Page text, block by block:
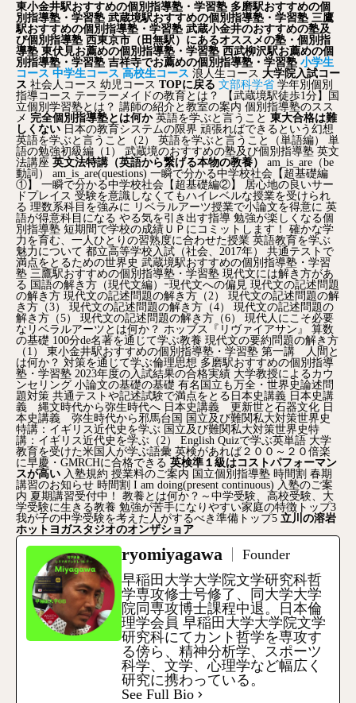
東小金井駅おすすめの個別指導塾・学習塾 多磨駅おすすめの個
別指導塾・学習塾 武蔵境駅おすすめの個別指導塾・学習塾 三鷹
駅おすすめの個別指導塾・学習塾 武蔵小金井のおすすめの塾及
び個別指導塾 西東京市（田無駅）にあるオススメの塾・個別指
導塾 東伏見お薦めの個別指導塾・学習塾 西武柳沢駅お薦めの個
別指導塾・学習塾 吉祥寺でお薦めの個別指導塾・学習塾 小学生
コース 中学生コース 高校生コース 浪人生コース 大学院入試コー
ス 社会人コース 幼児コース TOPに戻る 文部科学省 学年別個別
指導コース テーラーメイドの教育とは？
【武蔵境駅徒歩1分】国
立個別学習塾とは？ 講師の紹介と教室の案内 個別指導塾のスス
メ 完全個別指導塾とは何か 英語を学ぶと言うこと 東大合格は難
しくない 日本の教育システムの限界 頑張ればできるという幻想
英語を学ぶと言うこと（2）
英語を学ぶと言うこと（単語編）
単
語の勉強初級編（1）
武蔵境のおすすめの塾及び個別指導塾 英文
法講座 英文法特講（英語から繋げる本物の教養）
am_is_are（be
動詞）
am_is_are(questions) 一瞬で分かる中学校社会【超基礎編
①】
一瞬で分かる中学校社会【超基礎編②】
居心地の良いサー
ドプレイス 受験を意識しなくてもハイレベルな授業を受けられ
る 理数系科目を強みに リベラルアーツ授業で小論文を得意に 英
語が得意科目になる やる気を引き出す指導 勉強が楽しくなる個
別指導塾 短期間で学校の成績ＵＰにコミットします！
確かな学
力を育む、一人ひとりの習熟度に合わせた授業 英語教育を学ぶ
魅力について 都立高等学校入試（社会、2017年）
共通テストで
満点をとるための世界史 武蔵境駅おすすめの個別指導塾・学習
塾 三鷹駅おすすめの個別指導塾・学習塾 現代文には解き方があ
る 国語の解き方（現代文編）ｰ現代文への偏見 現代文の記述問題
の解き方 現代文の記述問題の解き方（2）
現代文の記述問題の解
き方（3）
現代文の記述問題の解き方（4）
現代文の記述問題の
解き方（5）
現代文の記述問題の解き方（6）
現代人にこそ必要
なリベラルアーツとは何か？ ホッブス『リヴァイアサン』
算数
の基礎 100分de名著を通じて学ぶ教養 現代文の要約問題の解き方
（1）
東小金井駅おすすめの個別指導塾・学習塾 第一講 人間と
は何か？ 対策を通じて学ぶ倫理思想 多磨駅おすすめの個別指導
塾・学習塾 2023年度の入試結果の合格実績 大学教授によるカウ
ンセリング 小論文の基礎の基礎 有名国立も万全・世界史論述問
題対策 共通テストや記述試験で満点をとる日本史講義 日本史講
義 縄文時代から弥生時代へ 日本史講義 更新世と石器文化 日
本史講義 弥生時代から邪馬台国 国立及び難関私大対策世界史
特講：イギリス近代史を学ぶ 国立及び難関私大対策世界史特
講：イギリス近代史を学ぶ（2）
English Quizで学ぶ英単語 大学
教育を受けた米国人が学ぶ語彙 英検があれば２００～２０倍楽
に早慶・GMRCHに合格できる 英検準１級はコストパフォーマン
スが高い 入塾規約 授業料のご案内 国立個別指導塾 時間割 春期
講習のお知らせ 時間割 I am doing(present continuous) 入塾のご案
内 夏期講習受付中！
教養とは何か？～中学受験、高校受験、大
学受験に生きる教養 勉強が苦手になりやすい家庭の特徴トップ3
我が子の中学受験を考えた人がするべき準備トップ5 立川の溶岩
ホットヨガスタジオのオンザショア
ryomiyagawa
Founder
早稲田大学大学院文学研究科哲
学専攻修士号修了、同大学大学
院同専攻博士課程中退。日本倫
理学会員 早稲田大学大学院文学
研究科にてカント哲学を専攻す
る傍ら、精神分析学、スポーツ
科学、文学、心理学など幅広く
研究に携わっている。
See Full Bio